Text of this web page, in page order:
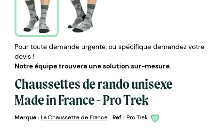
Pour toute demande urgente, ou spécifique demandez votre
devis !
Notre équipe trouvera une solution sur-mesure.
Chaussettes de rando unisexe
Made in France - Pro Trek
Marque :La Chaussette de France Ref : Pro Trek